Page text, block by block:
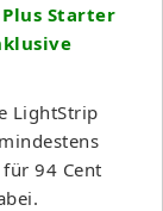
Starter
LightStrip
94 Cent